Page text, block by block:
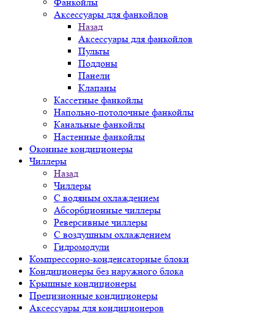
Аксессуары для фанкойлов
Назад
Аксессуары для фанкойлов
Пульты
Поддоны
Панели
Клапаны
Кассетные фанкойлы
Напольно-потолочные фанкойлы
Канальные фанкойлы
Настенные фанкойлы
Оконные кондиционеры
Чиллеры
Назад
Чиллеры
С водяным охлаждением
Абсорбционные чиллеры
Реверсивные чиллеры
С воздушным охлаждением
Гидромодули
Компрессорно-конденсаторные блоки
Кондиционеры без наружного блока
Крышные кондиционеры
Прецизионные кондиционеры
Аксессуары для кондиционеров